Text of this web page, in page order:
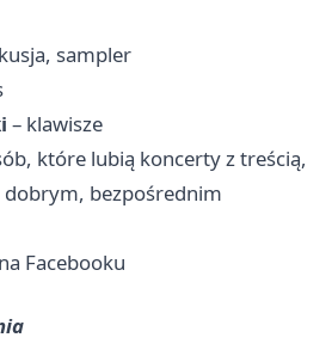
sampler
– klawisze
które lubią koncerty z treścią,
bezpośrednim
Facebooku